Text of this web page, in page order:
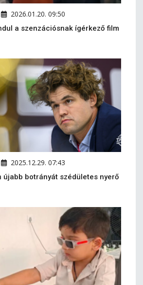
2026.01.20. 09:50
a szenzációsnak ígérkező film
2025.12.29. 07:43
újabb botrányát szédületes nyerő